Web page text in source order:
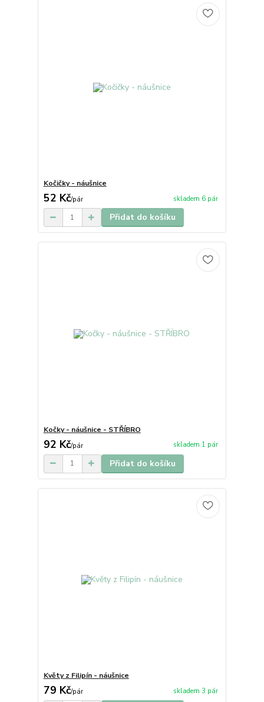
Kočičky - náušnice
52 Kč/pár skladem 6 pár
Přidat do košíku
Kočky - náušnice - STŘÍBRO
92 Kč/pár skladem 1 pár
Přidat do košíku
Květy z Filipín - náušnice
79 Kč/pár skladem 3 pár